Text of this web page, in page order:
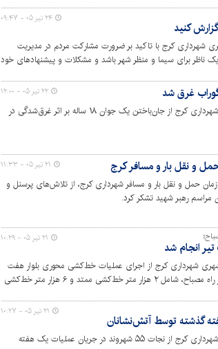
کنید
شهرداری کرج با تاکید بر ضرورت مشارکت مردم در مدیریت
ناظر برای سیما و منظر شهر باشد و مشکلات و پیشنهادهای خود
۲۴ تیر ۰۵ - ۰۹:۴۷
رئیس سازمان آتش‌نشانی و خدمات ایمنی شهرداری کرج از جان‌باختن یک جوان ۱۸ ساله بر اثر غرق‌شدگی در
۲۲ تیر ۰۵ - ۱۲:۰۰
حمل و نقل بار و مسافر کرج
حمل و نقل بار و مسافر شهرداری کرج، از تلاش‌های پرسنل و
مراسم رهبر شهید تشکر کرد.
۲۱ تیر ۰۵ - ۱۱:۳۳
انجام شد
شهرداری کرج از اجرای عملیات خط‌کشی محوری بلوار هفت
تیر حدفاصل میدان امام حسین (ع) تا چهار راه مصباح، شامل ۲ هزار متر خط‌کشی ممتد و ۶ هزار متر خط‌کشی
۲۱ تیر ۰۵ - ۱۰:۲۹
رئیس سازمان آتش‌نشانی و خدمات ایمنی شهرداری کرج از نجات ۵۵ شهروند در جریان عملیات‌ یک هفته
۲۱ تیر ۰۵ - ۱۰:۲۷